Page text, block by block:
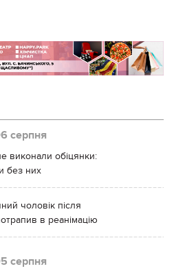
серпня
виконали обіцянки:
без них
чоловік після
в реанімацію
серпня